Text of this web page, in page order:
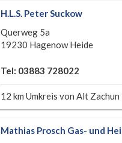
H.L.S. Peter Suckow
Querweg 5a
19230 Hagenow Heide
Tel: 03883 728022
12 km Umkreis von Alt Zachun
Mathias Prosch Gas- und